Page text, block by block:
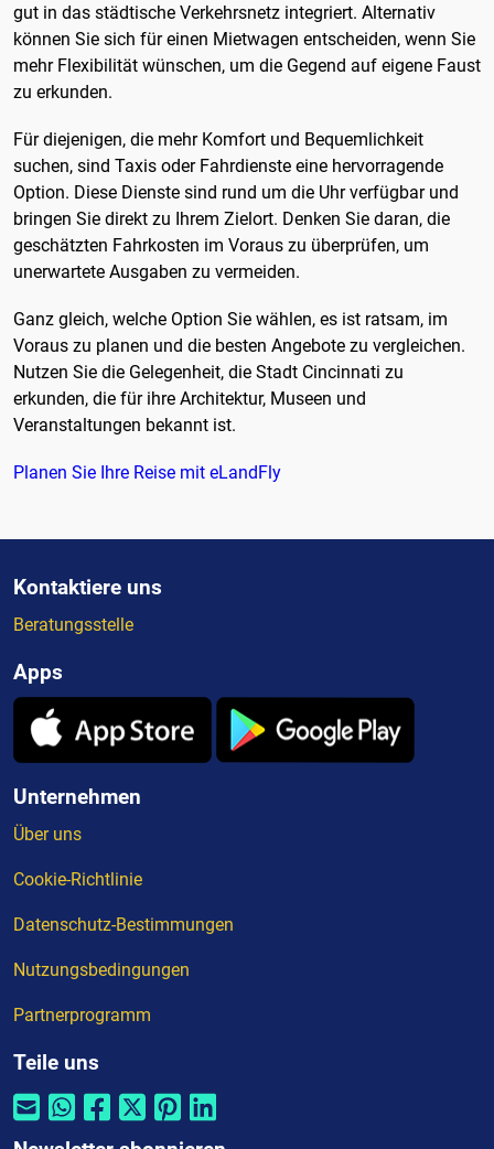
gut in das städtische Verkehrsnetz integriert. Alternativ
können Sie sich für einen Mietwagen entscheiden, wenn Sie
mehr Flexibilität wünschen, um die Gegend auf eigene Faust
zu erkunden.
Für diejenigen, die mehr Komfort und Bequemlichkeit
suchen, sind Taxis oder Fahrdienste eine hervorragende
Option. Diese Dienste sind rund um die Uhr verfügbar und
bringen Sie direkt zu Ihrem Zielort. Denken Sie daran, die
geschätzten Fahrkosten im Voraus zu überprüfen, um
unerwartete Ausgaben zu vermeiden.
Ganz gleich, welche Option Sie wählen, es ist ratsam, im
Voraus zu planen und die besten Angebote zu vergleichen.
Nutzen Sie die Gelegenheit, die Stadt Cincinnati zu
erkunden, die für ihre Architektur, Museen und
Veranstaltungen bekannt ist.
Planen Sie Ihre Reise mit eLandFly
Kontaktiere uns
Beratungsstelle
Apps
Unternehmen
Über uns
Cookie-Richtlinie
Datenschutz-Bestimmungen
Nutzungsbedingungen
Partnerprogramm
Teile uns